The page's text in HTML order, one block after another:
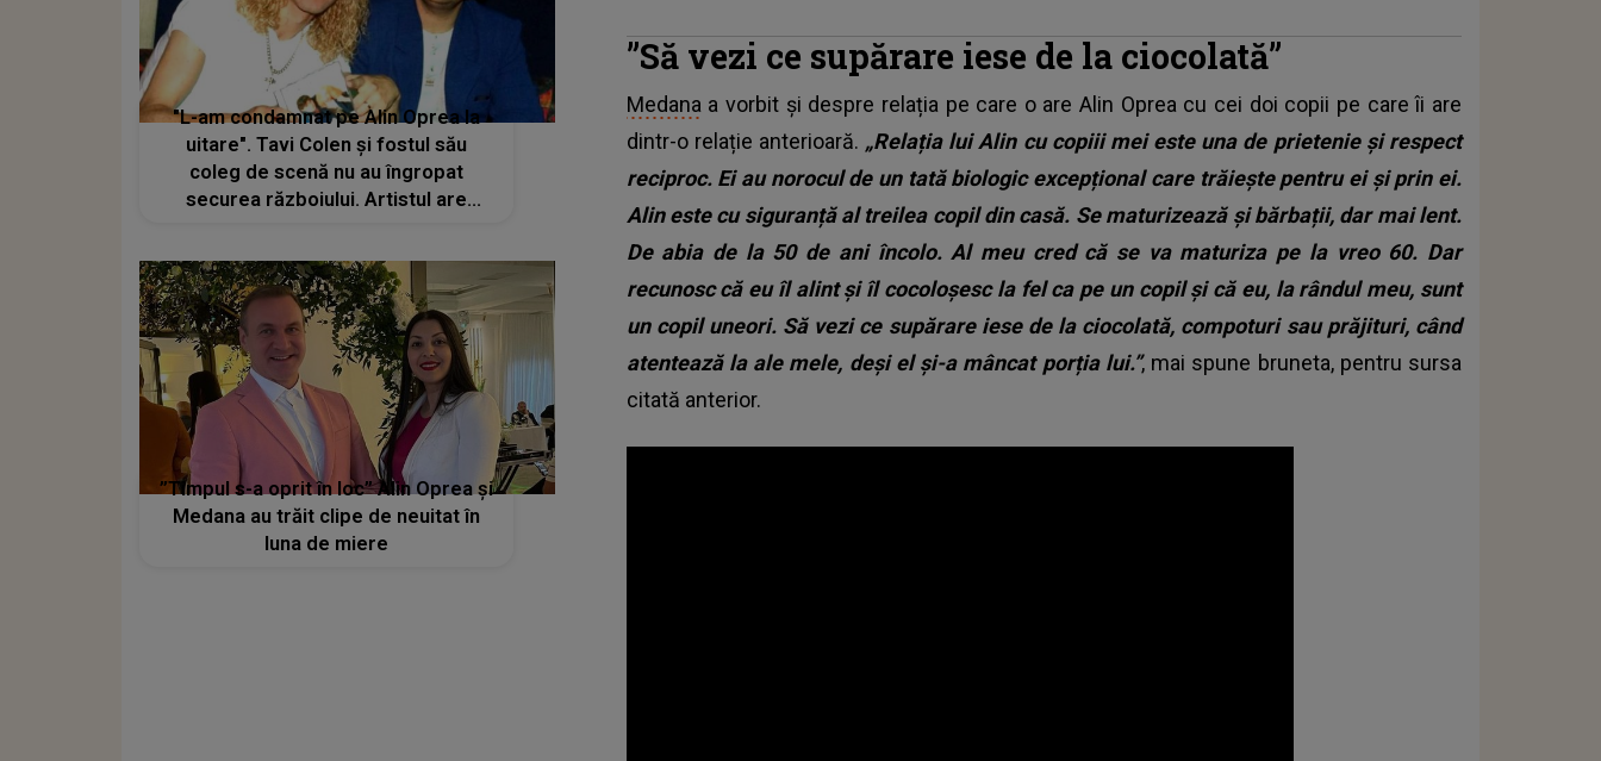
”Să vezi ce supărare iese de la ciocolată”
Medana a vorbit și despre relația pe care o are Alin Oprea cu cei doi copii pe care îi are
dintr-o relație anterioară. „Relația lui Alin cu copiii mei este una de prietenie și respect
reciproc. Ei au norocul de un tată biologic excepțional care trăiește pentru ei și prin ei.
Alin este cu siguranță al treilea copil din casă. Se maturizează și bărbații, dar mai lent.
De abia de la 50 de ani încolo. Al meu cred că se va maturiza pe la vreo 60. Dar
recunosc că eu îl alint și îl cocoloșesc la fel ca pe un copil și că eu, la rândul meu, sunt
un copil uneori. Să vezi ce supărare iese de la ciocolată, compoturi sau prăjituri, când
atentează la ale mele, deși el și-a mâncat porția lui.”, mai spune bruneta, pentru sursa
citată anterior.
"L-am condamnat pe Alin Oprea la
uitare". Tavi Colen și fostul său
coleg de scenă nu au îngropat
securea războiului. Artistul are
”Timpul s-a oprit în loc” Alin Oprea și
Medana au trăit clipe de neuitat în
luna de miere